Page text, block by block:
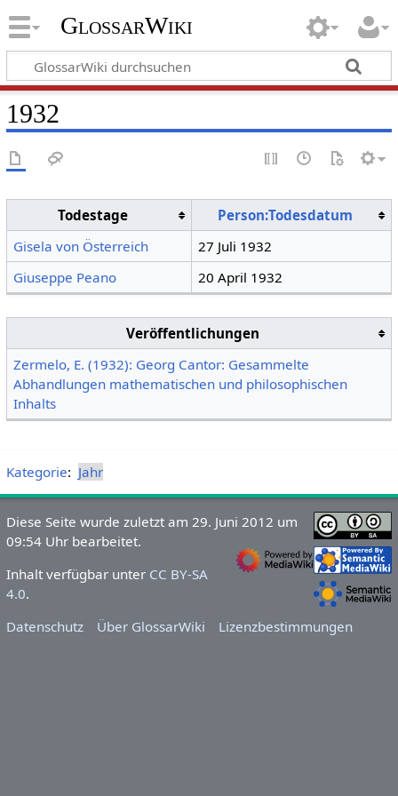
GlossarWiki
1932
Todestage
Person:Todesdatum
Gisela von Österreich
27 Juli 1932
Giuseppe Peano
20 April 1932
Veröffentlichungen
Zermelo, E. (1932): Georg Cantor: Gesammelte
Abhandlungen mathematischen und philosophischen
Inhalts
Kategorie: Jahr
Diese Seite wurde zuletzt am 29. Juni 2012 um
09:54 Uhr bearbeitet.
Inhalt verfügbar unter CC BY-SA
4.0.
Datenschutz
Über GlossarWiki Lizenzbestimmungen